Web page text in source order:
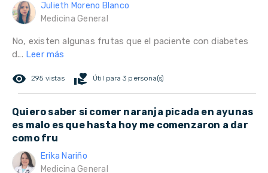
Julieth Moreno Blanco
Medicina General
No, existen algunas frutas que el paciente con diabetes
d... Leer más
remove_red_eye 295 vistas volunteer_activism Útil para 3 persona(s)
Quiero saber si comer naranja picada en ayunas
es malo es que hasta hoy me comenzaron a dar
como fru
Erika Nariño
Medicina General